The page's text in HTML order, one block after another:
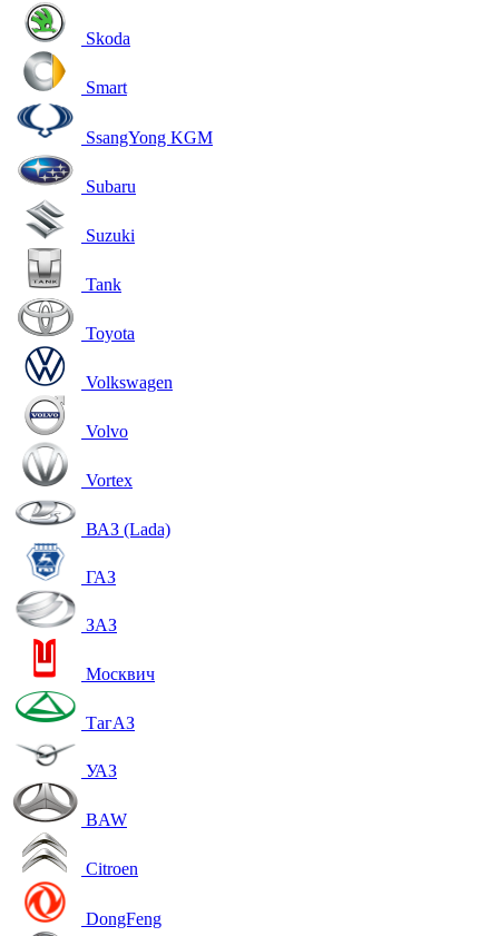
Skoda
Smart
SsangYong KGM
Subaru
Suzuki
Tank
Toyota
Volkswagen
Volvo
Vortex
ВАЗ (Lada)
ГАЗ
ЗАЗ
Москвич
ТагАЗ
УАЗ
BAW
Citroen
DongFeng